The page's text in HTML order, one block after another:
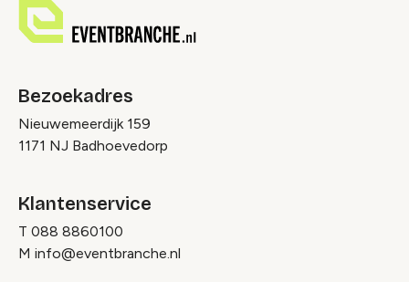
Bezoekadres
Nieuwemeerdijk 159
1171 NJ Badhoevedorp
Klantenservice
T 088 8860100
M info@eventbranche.nl